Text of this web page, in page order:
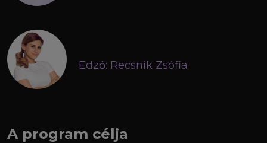
A program célja
Edző: Recsnik Zsófia